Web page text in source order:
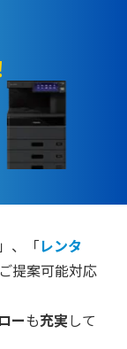
」、「レンタ
提案可能対応
ーも充実して